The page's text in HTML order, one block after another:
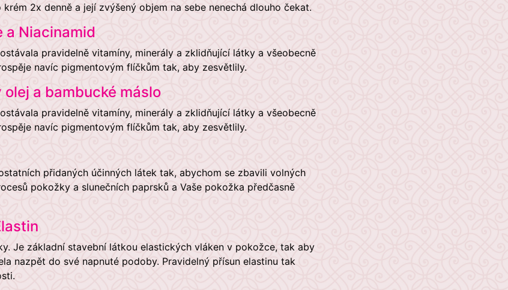
2x denně a její zvýšený objem na sebe nenechá dlouho čekat.
a Niacinamid
pravidelně vitamíny, minerály a zklidňující látky a všeobecně
navíc pigmentovým flíčkům tak, aby zesvětlily.
a bambucké máslo
pravidelně vitamíny, minerály a zklidňující látky a všeobecně
navíc pigmentovým flíčkům tak, aby zesvětlily.
přidaných účinných látek tak, abychom se zbavili volných
pokožky a slunečních paprsků a Vaše pokožka předčasně
Je základní stavební látkou elastických vláken v pokožce, tak aby
nazpět do své napnuté podoby. Pravidelný přísun elastinu tak